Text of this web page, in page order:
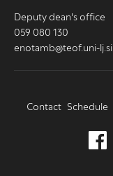
Deputy dean's office
059 080 130
enotamb@teof.uni-lj.si
Contact Schedule